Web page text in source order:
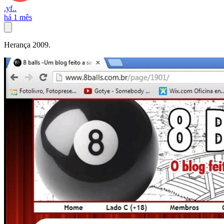
.yf..
há 1 mês
Herança 2009.